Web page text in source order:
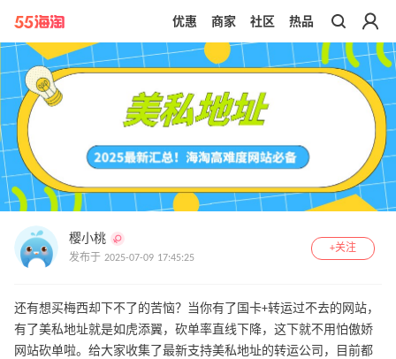
带你去官网买正品
优惠 商家 社区 热品
樱小桃
发布于 2025-07-09 17:45:25
+关注
还有想买梅西却下不了的苦恼？当你有了国卡+转运过不去的网站，
有了美私地址就是如虎添翼，砍单率直线下降，这下就不用怕傲娇
网站砍单啦。给大家收集了最新支持美私地址的转运公司，目前都